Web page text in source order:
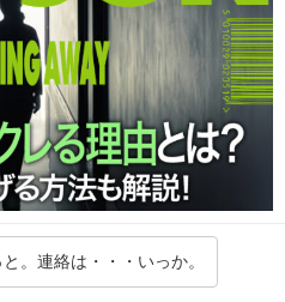
。連絡は・・・いっか。